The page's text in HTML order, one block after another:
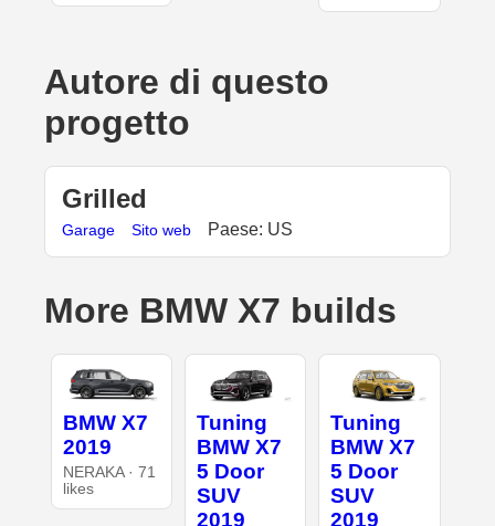
Autore di questo
progetto
Grilled
Garage Sito web Paese: US
More BMW X7 builds
BMW X7
2019
NERAKA · 71
likes
Tuning
BMW X7
5 Door
SUV
2019
Tuning
BMW X7
5 Door
SUV
2019